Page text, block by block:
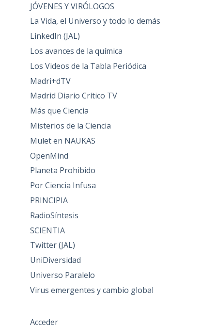
JÓVENES Y VIRÓLOGOS
La Vida, el Universo y todo lo demás
LinkedIn (JAL)
Los avances de la química
Los Videos de la Tabla Periódica
Madri+dTV
Madrid Diario Crítico TV
Más que Ciencia
Misterios de la Ciencia
Mulet en NAUKAS
OpenMind
Planeta Prohibido
Por Ciencia Infusa
PRINCIPIA
RadioSíntesis
SCIENTIA
Twitter (JAL)
UniDiversidad
Universo Paralelo
Virus emergentes y cambio global
Acceder